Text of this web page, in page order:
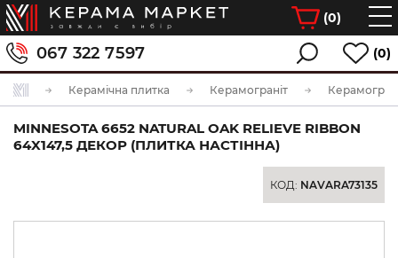
(0)
067 322 7597 (0)
Керамічна плитка Керамограніт
MINNESOTA 6652 NATURAL OAK RELIEVE RIBBON
64X147,5 ДЕКОР (ПЛИТКА НАСТІННА)
КОД: NAVARA73135